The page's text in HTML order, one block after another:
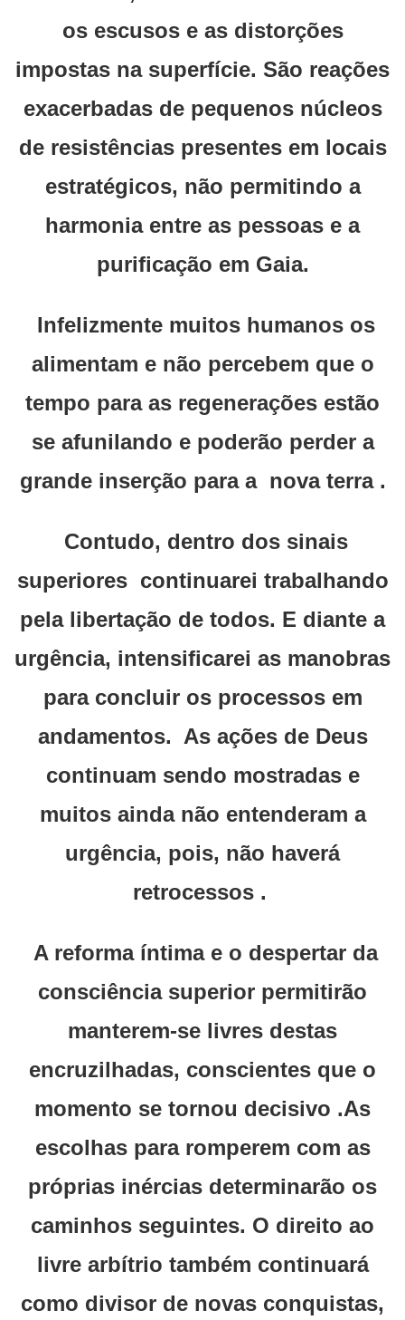
os escusos e as distorções
impostas na superfície. São reações
exacerbadas de pequenos núcleos
de resistências presentes em locais
estratégicos, não permitindo a
harmonia entre as pessoas e a
purificação em Gaia.
Infelizmente muitos humanos os
alimentam e não percebem que o
tempo para as regenerações estão
se afunilando e poderão perder a
grande inserção para a nova terra .
Contudo, dentro dos sinais
superiores continuarei trabalhando
pela libertação de todos. E diante a
urgência, intensificarei as manobras
para concluir os processos em
andamentos. As ações de Deus
continuam sendo mostradas e
muitos ainda não entenderam a
urgência, pois, não haverá
retrocessos .
A reforma íntima e o despertar da
consciência superior permitirão
manterem-se livres destas
encruzilhadas, conscientes que o
momento se tornou decisivo .As
escolhas para romperem com as
próprias inércias determinarão os
caminhos seguintes. O direito ao
livre arbítrio também continuará
como divisor de novas conquistas,